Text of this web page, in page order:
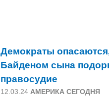
Демократы
Байденом сына
правосудие
12.03.24 АМЕРИКА СЕГОДНЯ